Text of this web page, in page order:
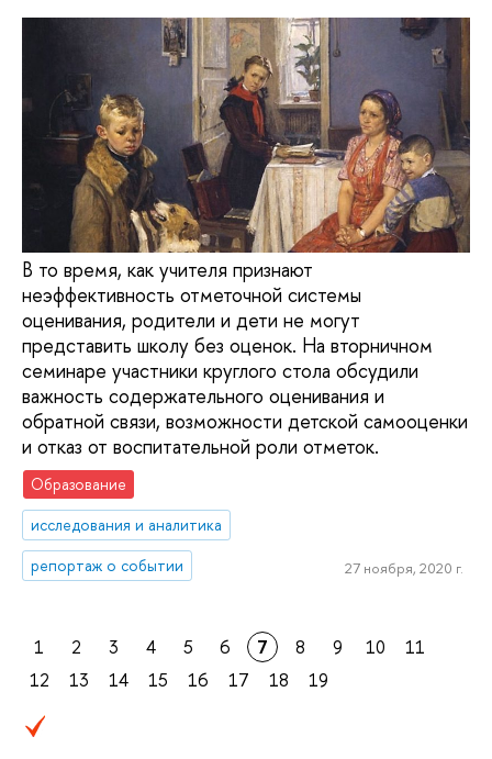
В то время, как учителя признают
неэффективность отметочной системы
оценивания, родители и дети не могут
представить школу без оценок. На вторничном
семинаре участники круглого стола обсудили
важность содержательного оценивания и
обратной связи, возможности детской самооценки
и отказ от воспитательной роли отметок.
Образование
исследования и аналитика
репортаж о событии
27 ноября, 2020 г.
1 2 3 4 5 6 7 8 9 10
11
12
13 14 15 16 17 18 19